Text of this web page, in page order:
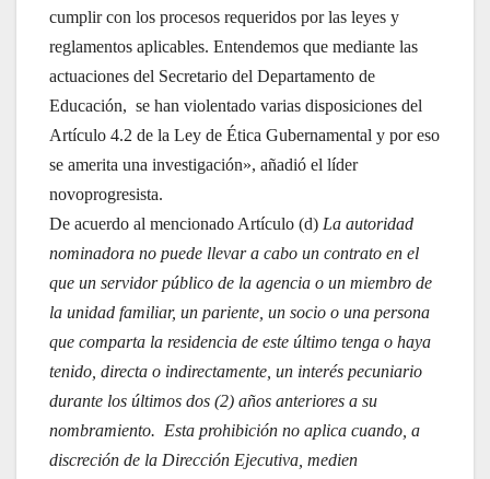
cumplir con los procesos requeridos por las leyes y
reglamentos aplicables. Entendemos que mediante las
actuaciones del Secretario del Departamento de
Educación, se han violentado varias disposiciones del
Artículo 4.2 de la Ley de Ética Gubernamental y por eso
se amerita una investigación», añadió el líder
novoprogresista.
De acuerdo al mencionado Artículo (d) La autoridad
nominadora no puede llevar a cabo un contrato en el
que un servidor público de la agencia o un miembro de
la unidad familiar, un pariente, un socio o una persona
que comparta la residencia de este último tenga o haya
tenido, directa o indirectamente, un interés pecuniario
durante los últimos dos (2) años anteriores a su
nombramiento. Esta prohibición no aplica cuando, a
discreción de la Dirección Ejecutiva, medien